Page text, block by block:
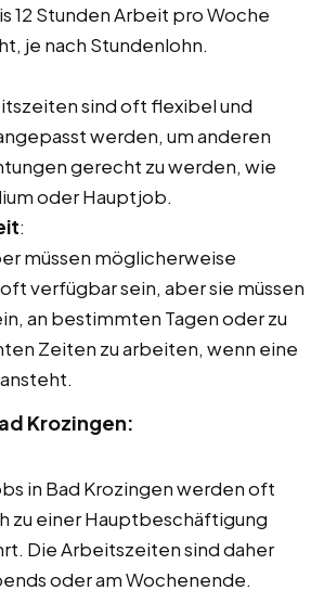
12 Stunden Arbeit pro Woche
je nach Stundenlohn.
sind oft flexibel und
werden, um anderen
gerecht zu werden, wie
oder Hauptjob.
:
müssen möglicherweise
verfügbar sein, aber sie müssen
an bestimmten Tagen oder zu
Zeiten zu arbeiten, wenn eine
Krozingen:
in Bad Krozingen werden oft
zu einer Hauptbeschäftigung
Die Arbeitszeiten sind daher
oder am Wochenende.